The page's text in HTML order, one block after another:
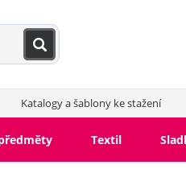
Katalogy a šablony ke stažení
Textil